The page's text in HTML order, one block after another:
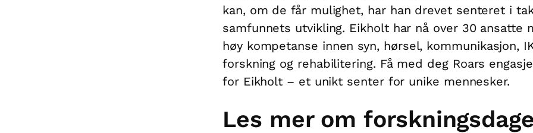
kan, om de får mulighet, har han drevet senteret i
samfunnets utvikling. Eikholt har nå over 30 ansatte
høy kompetanse innen syn, hørsel, kommunikasjon,
forskning og rehabilitering. Få med deg Roars
for Eikholt – et unikt senter for unike mennesker.
Les mer om